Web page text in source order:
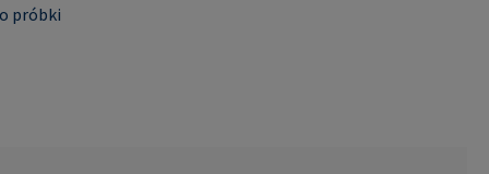
próbki